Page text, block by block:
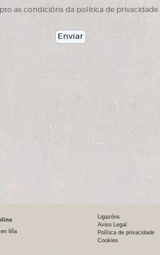
as condicións da política de privacidade.
liña
Ligazóns
Aviso Legal
Política de privacidade
Cookies